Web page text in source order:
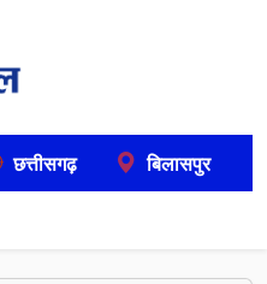
छत्तीसगढ़ बिलासपुर